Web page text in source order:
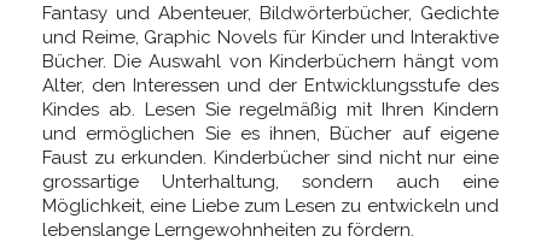
Fantasy und Abenteuer, Bildwörterbücher, Gedichte
und Reime, Graphic Novels für Kinder und Interaktive
Bücher. Die Auswahl von Kinderbüchern hängt vom
Alter, den Interessen und der Entwicklungsstufe des
Kindes ab. Lesen Sie regelmäßig mit Ihren Kindern
und ermöglichen Sie es ihnen, Bücher auf eigene
Faust zu erkunden. Kinderbücher sind nicht nur eine
grossartige Unterhaltung, sondern auch eine
Möglichkeit, eine Liebe zum Lesen zu entwickeln und
lebenslange Lerngewohnheiten zu fördern.